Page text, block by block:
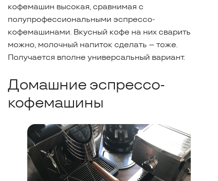
кофемашин высокая, сравнимая с
полупрофессиональными эспрессо-
кофемашинами. Вкусный кофе на них сварить
можно, молочный напиток сделать – тоже.
Получается вполне универсальный вариант.
Домашние эспрессо-
кофемашины